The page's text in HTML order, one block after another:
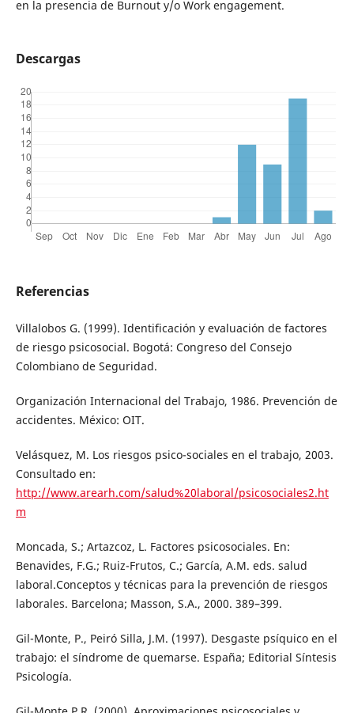
en la presencia de Burnout y/o Work engagement.
Descargas
Referencias
Villalobos G. (1999). Identificación y evaluación de factores
de riesgo psicosocial. Bogotá: Congreso del Consejo
Colombiano de Seguridad.
Organización Internacional del Trabajo, 1986. Prevención de
accidentes. México: OIT.
Velásquez, M. Los riesgos psico-sociales en el trabajo, 2003.
Consultado en:
http://www.arearh.com/salud%20laboral/psicosociales2.ht
m
Moncada, S.; Artazcoz, L. Factores psicosociales. En:
Benavides, F.G.; Ruiz-Frutos, C.; García, A.M. eds. salud
laboral.Conceptos y técnicas para la prevención de riesgos
laborales. Barcelona; Masson, S.A., 2000. 389–399.
Gil-Monte, P., Peiró Silla, J.M. (1997). Desgaste psíquico en el
trabajo: el síndrome de quemarse. España; Editorial Síntesis
Psicología.